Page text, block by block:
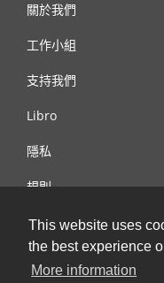
This website uses
the best experience
More information
關於我們
工作小組
支持我們
Libro
隱私
規則
連絡我們